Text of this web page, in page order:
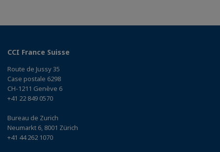
CCI France Suisse
Route de Jussy 35
Case postale 6298
CH-1211 Genève 6
+41 22 849 0570
Bureau de Zurich
Neumarkt 6, 8001 Zürich
+41 44 262 1070